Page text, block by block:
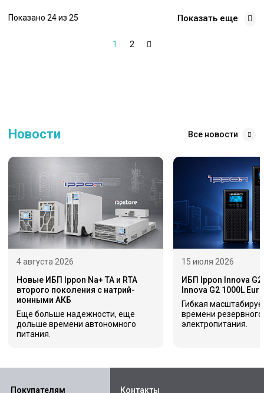
Показано 24 из 25
1 2
Показать еще
Новости Все новости
4 августа 2026
Новые ИБП Ippon Na+ TA и RTA
второго поколения с натрий-
ионными АКБ
Еще больше надежности, еще
дольше времени автономного
питания.
15 июля 2026
ИБП Ippon Innova G2
Innova G2 1000L Euro
Гибкая
времени резервного
электропитания.
Покупателям Контакты